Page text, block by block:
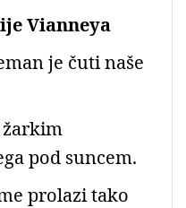
Vianneya
je čuti naše
žarkim
pod suncem.
prolazi tako